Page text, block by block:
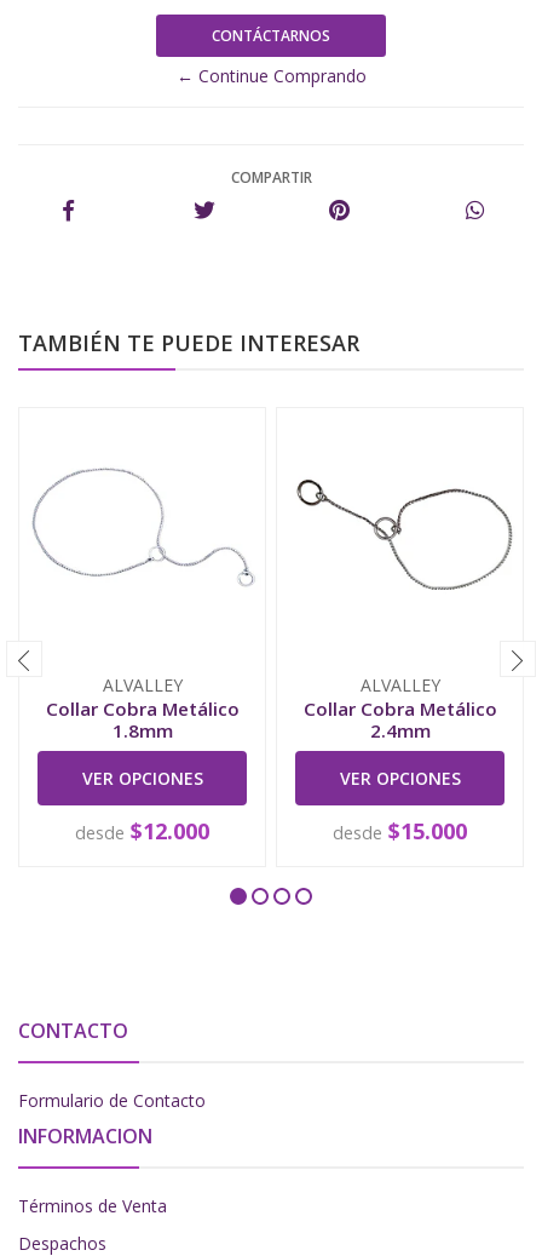
CONTÁCTARNOS
← Continue Comprando
COMPARTIR
TAMBIÉN TE PUEDE INTERESAR
ALVALLEY
Collar Cobra Metálico
1.8mm
VER OPCIONES
desde $12.000
ALVALLEY
Collar Cobra Metálico
2.4mm
VER OPCIONES
desde $15.000
CONTACTO
Formulario de Contacto
INFORMACION
Términos de Venta
Despachos